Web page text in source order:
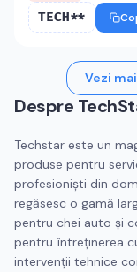
TECH**
Vezi
Despre
Techstar este un
produse pentru
profesioniști din
regăsesc o gamă
pentru chei auto și
pentru întreținerea
intervenții tehnice